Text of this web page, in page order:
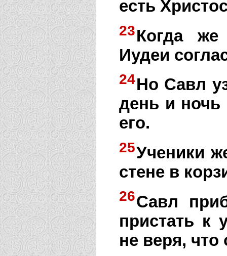
есть
23Когда
Иудеи
24Но Савл
день и ночь
его.
25Ученики
стене в
26Савл
пристать к
не веря, что